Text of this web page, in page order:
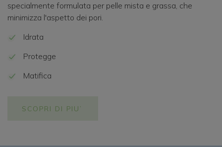
specialmente formulata per pelle mista e grassa, che
minimizza l'aspetto dei pori.
Idrata
Protegge
Matifica
SCOPRI DI PIU’